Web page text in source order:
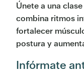
Únete a una
combina ritmos
fortalecer
postura y
Infórmate